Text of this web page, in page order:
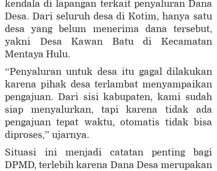
kendala di lapangan terkait penyaluran Dana
Desa. Dari seluruh desa di Kotim, hanya satu
desa yang belum menerima dana tersebut,
yakni Desa Kawan Batu di Kecamatan
Mentaya Hulu.
“Penyaluran untuk desa itu gagal dilakukan
karena pihak desa terlambat menyampaikan
pengajuan. Dari sisi kabupaten, kami sudah
siap menyalurkan, tapi karena tidak ada
pengajuan tepat waktu, otomatis tidak bisa
diproses,” ujarnya.
Situasi ini menjadi catatan penting bagi
DPMD, terlebih karena Dana Desa merupakan